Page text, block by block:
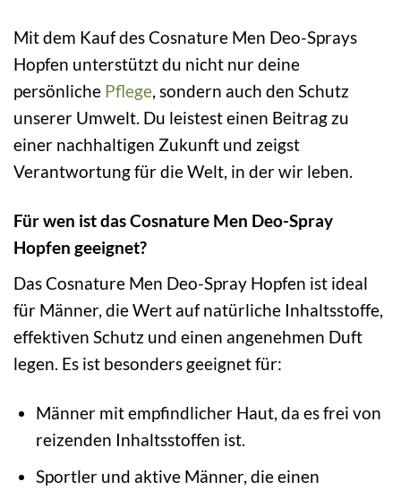
Mit dem Kauf des Cosnature Men Deo-Sprays
Hopfen unterstützt du nicht nur deine
persönliche Pflege, sondern auch den Schutz
unserer Umwelt. Du leistest einen Beitrag zu
einer nachhaltigen Zukunft und zeigst
Verantwortung für die Welt, in der wir leben.
Für wen ist das Cosnature Men Deo-Spray
Hopfen geeignet?
Das Cosnature Men Deo-Spray Hopfen ist ideal
für Männer, die Wert auf natürliche Inhaltsstoffe,
effektiven Schutz und einen angenehmen Duft
legen. Es ist besonders geeignet für:
Männer mit empfindlicher Haut, da es frei von
reizenden Inhaltsstoffen ist.
Sportler und aktive Männer, die einen